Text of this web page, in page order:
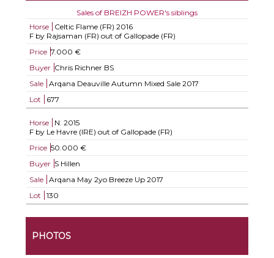
Sales of BREIZH POWER's siblings
Horse
Celtic Flame (FR) 2016
F by Rajsaman (FR) out of Gallopade (FR)
Price 7.000 €
Buyer Chris Richner BS
Sale
Arqana Deauville Autumn Mixed Sale 2017
Lot
677
Horse N. 2015
F by Le Havre (IRE) out of Gallopade (FR)
Price 50.000 €
Buyer S Hillen
Sale
Arqana May 2yo Breeze Up 2017
Lot
130
PHOTOS